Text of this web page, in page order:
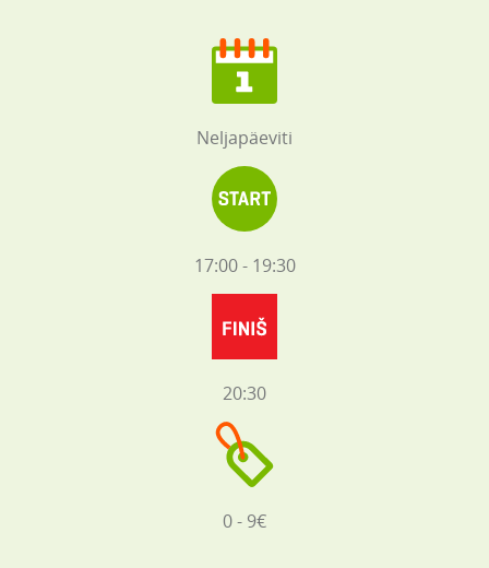
Neljapäeviti
17:00 - 19:30
20:30
0 - 9€